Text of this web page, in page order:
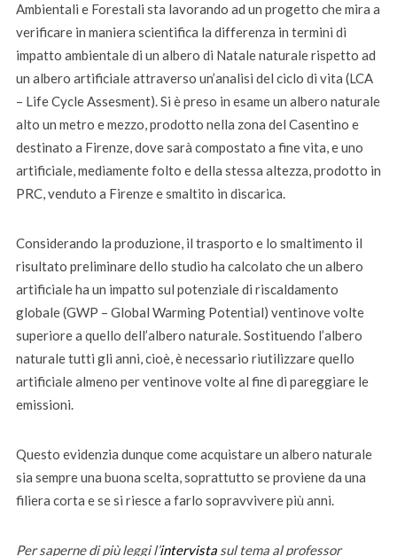
Ambientali e Forestali sta lavorando ad un progetto che mira a
verificare in maniera scientifica la differenza in termini di
impatto ambientale di un albero di Natale naturale rispetto ad
un albero artificiale attraverso un’analisi del ciclo di vita (LCA
– Life Cycle Assesment). Si è preso in esame un albero naturale
alto un metro e mezzo, prodotto nella zona del Casentino e
destinato a Firenze, dove sarà compostato a fine vita, e uno
artificiale, mediamente folto e della stessa altezza, prodotto in
PRC, venduto a Firenze e smaltito in discarica.
Considerando la produzione, il trasporto e lo smaltimento il
risultato preliminare dello studio ha calcolato che un albero
artificiale ha un impatto sul potenziale di riscaldamento
globale (GWP – Global Warming Potential) ventinove volte
superiore a quello dell’albero naturale. Sostituendo l’albero
naturale tutti gli anni, cioè, è necessario riutilizzare quello
artificiale almeno per ventinove volte al fine di pareggiare le
emissioni.
Questo evidenzia dunque come acquistare un albero naturale
sia sempre una buona scelta, soprattutto se proviene da una
filiera corta e se si riesce a farlo sopravvivere più anni.
Per saperne di più leggi l’intervistasul tema al professor